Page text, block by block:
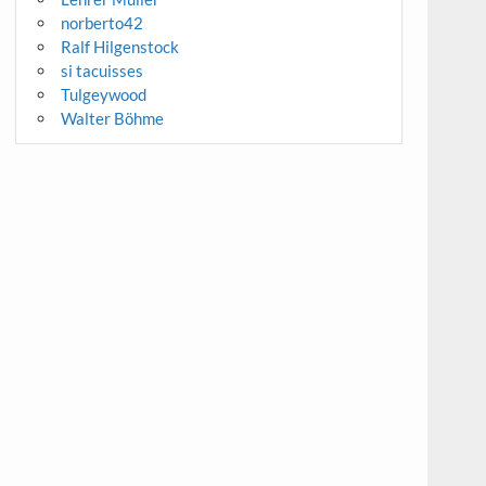
norberto42
Ralf Hilgenstock
si tacuisses
Tulgeywood
Walter Böhme